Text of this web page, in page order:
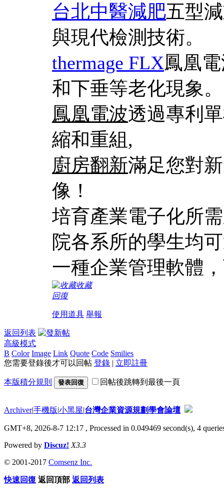
台北中醫減肥五型
與現代檢測技術。
thermage FLX鳳凰
和下垂等老化現象。
鳳凰電波透過專利
縮和重組,
廚房翻新滿足您對
像！
培育產業電子化所
院各系所的學生均
一種企業管理軟體
收藏
回復
使用道具 舉報
返回列表
高級模式
B Color Image Link Quote Code Smilies
您需要登錄後才可以回帖 登錄 | 立即註冊
本版積分規則 發表回復 回帖後跳轉到最後一頁
Archiver|手機版|小黑屋|台灣企業資源規劃學會論壇
GMT+8, 2026-8-7 12:17 , Processed in 0.049469 second(s), 4
Powered by Discuz! X3.3
© 2001-2017 Comsenz Inc.
快速回復 返回頂部 返回列表